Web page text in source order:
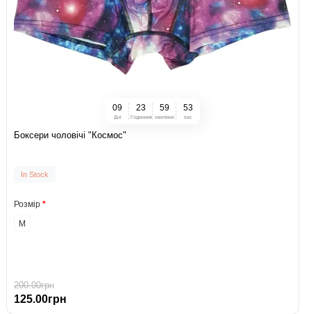
09
Дні
23
Годинник
59
хвилини
52
sec
Боксери чоловічі "Космос"
In Stock
Розмір
M
200.00грн
125.00грн